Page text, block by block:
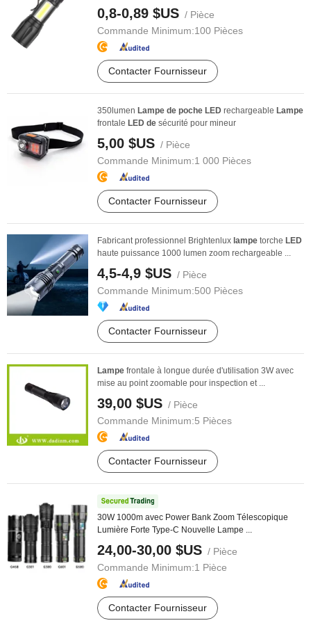
0,8-0,89 $US / Pièce
Commande Minimum:100 Pièces
Contacter Fournisseur
350lumen Lampe de poche LED rechargeable Lampe
frontale LED de sécurité pour mineur
5,00 $US / Pièce
Commande Minimum:1 000 Pièces
Contacter Fournisseur
Fabricant professionnel Brightenlux lampe torche LED
haute puissance 1000 lumen zoom rechargeable ...
4,5-4,9 $US / Pièce
Commande Minimum:500 Pièces
Contacter Fournisseur
Lampe frontale à longue durée d'utilisation 3W avec
mise au point zoomable pour inspection et ...
39,00 $US / Pièce
Commande Minimum:5 Pièces
Contacter Fournisseur
30W 1000m avec Power Bank Zoom Télescopique
Lumière Forte Type-C Nouvelle Lampe ...
24,00-30,00 $US / Pièce
Commande Minimum:1 Pièce
Contacter Fournisseur